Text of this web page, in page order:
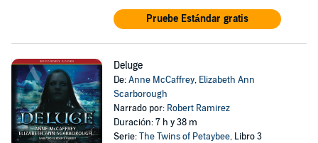
Pruebe Estándar gratis
Deluge
De:Anne McCaffrey, Elizabeth Ann
Scarborough
Narrado por: Robert Ramirez
Duración: 7 h y 38 m
Serie:The Twins of Petaybee, Libro 3